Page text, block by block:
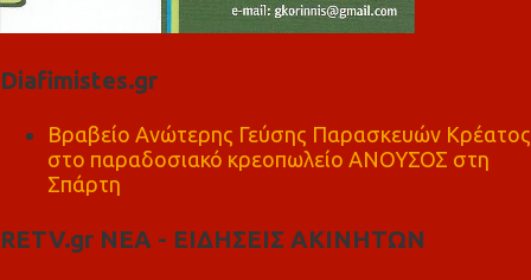
Diafimistes.gr
Βραβείο Ανώτερης Γεύσης Παρασκευών Κρέατος
στο παραδοσιακό κρεοπωλείο ΑΝΟΥΣΟΣ στη
Σπάρτη
RETV.gr ΝΕΑ - ΕΙΔΗΣΕΙΣ ΑΚΙΝΗΤΩΝ